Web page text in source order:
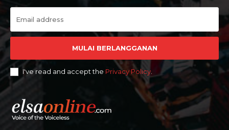
MULAI BERLANGGANAN
I've read and accept the Privacy Policy